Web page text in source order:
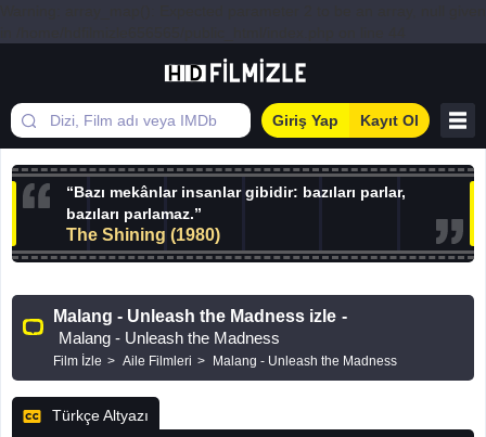
Giriş Yap Kayıt Ol
“Bazı mekânlar insanlar gibidir: bazıları parlar,
bazıları parlamaz.”
The Shining (1980)
Malang - Unleash the Madness izle -
Malang - Unleash the Madness
Film İzle Aile Filmleri Malang - Unleash the Madness
Türkçe Altyazı